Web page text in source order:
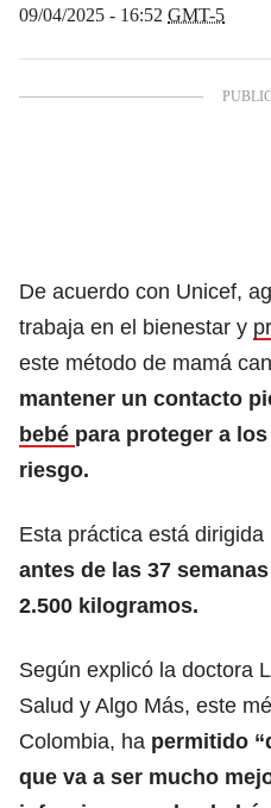
09/04/2025 - 16:52 GMT-5
De acuerdo con Unicef,
trabaja en el bienestar y
este método de mamá
mantener un contacto
bebé para proteger a
riesgo.
Esta práctica está dirigida
antes de las 37 semanas
2.500 kilogramos.
Según explicó la doctora
Salud y Algo Más, este
Colombia, ha permitido
que va a ser mucho